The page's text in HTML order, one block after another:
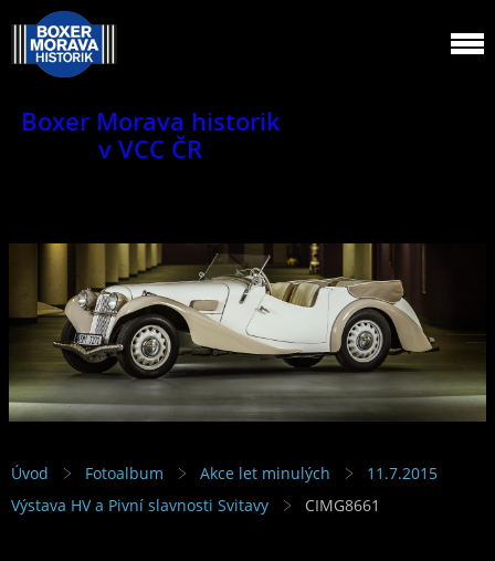
Boxer Morava historik
v VCC ČR
Jsme klub veteránů.
Úvod Fotoalbum Akce let minulých
11.7.2015
Výstava HV a Pivní slavnosti Svitavy
CIMG8661